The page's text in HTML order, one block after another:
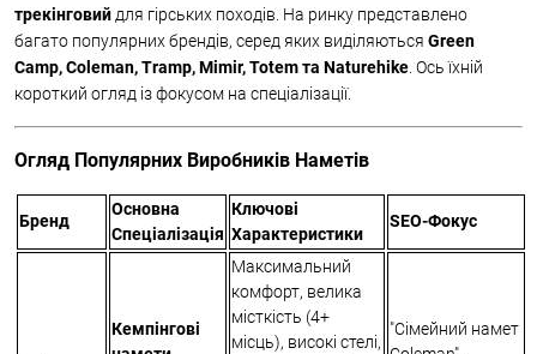
трекінговий для гірських походів. На ринку представлено
багато популярних брендів, серед яких виділяються Green
Camp, Coleman, Tramp, Mimir, Totem та Naturehike . Ось їхній
короткий огляд із фокусом на спеціалізації.
Огляд Популярних Виробників Наметів
Бренд
Основна
Спеціалізація
Ключові
Характеристики
SEO-Фокус
Кемпінгові
Максимальний
комфорт, велика
місткість (4+
місць), високі стелі,
"Сімейний намет